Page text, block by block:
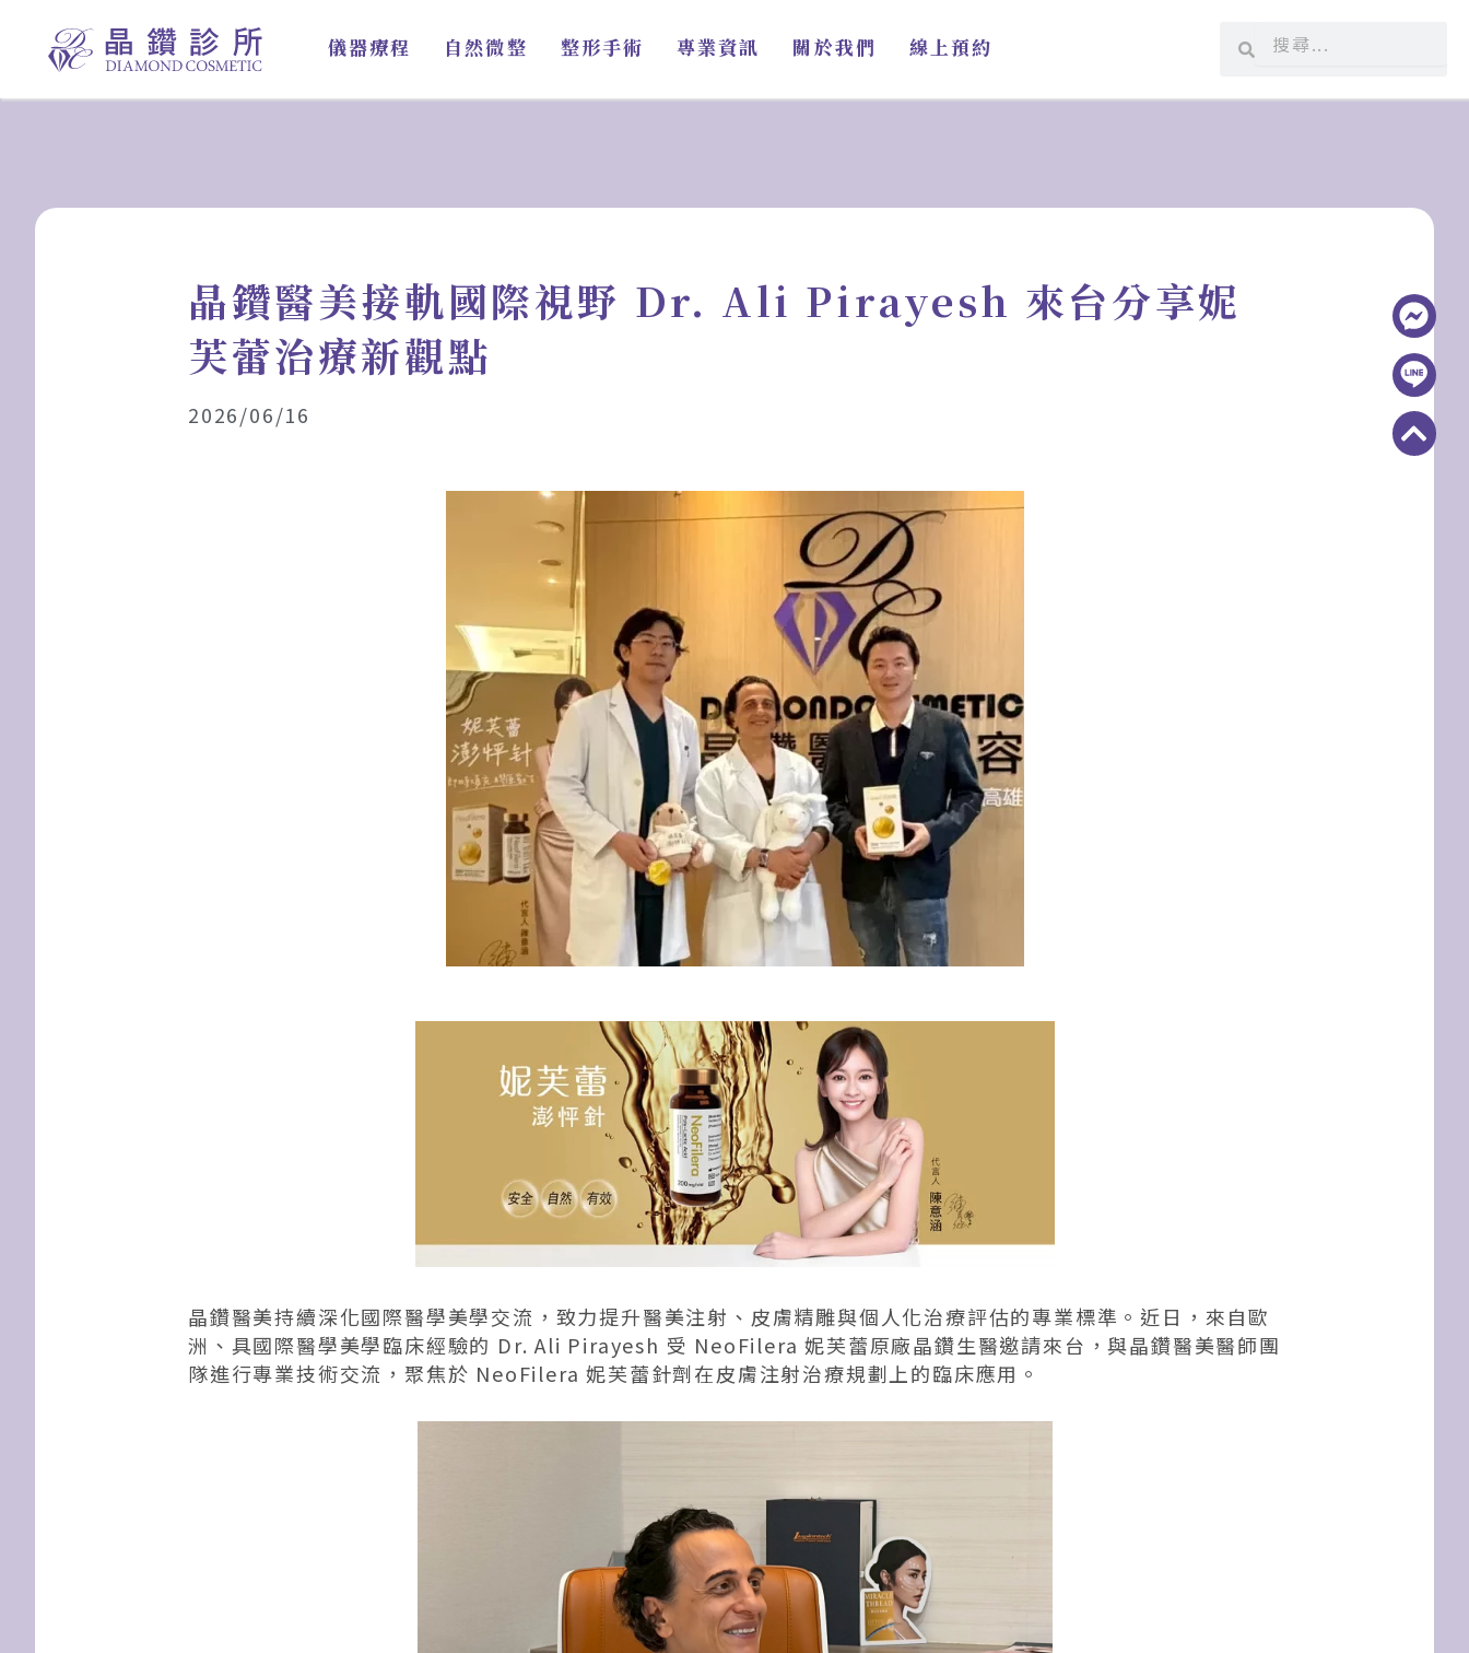
要
儀器療程 自然微整 整形手術 專業資訊 關於我們 線上預約
尋
晶鑽醫美接軌國際視野 Dr. Ali Pirayesh 來台分享妮
芙蕾治療新觀點
2026/06/16
晶鑽醫美持續深化國際醫學美學交流，致力提升醫美注射、皮膚精雕與個人化治療評估的專業標準。近日，來自歐
洲、具國際醫學美學臨床經驗的 Dr. Ali Pirayesh 受 NeoFilera 妮芙蕾原廠晶鑽生醫邀請來台，與晶鑽醫美醫師團
隊進行專業技術交流，聚焦於 NeoFilera 妮芙蕾針劑在皮膚注射治療規劃上的臨床應用。